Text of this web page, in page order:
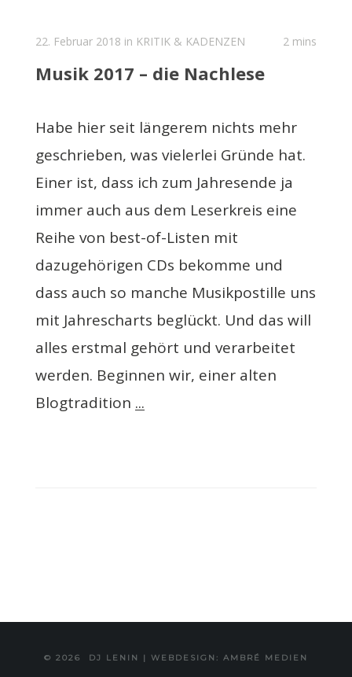
22. Februar 2018 in KRITIK & KADENZEN 2 mins
Musik 2017 – die Nachlese
Habe hier seit längerem nichts mehr
geschrieben, was vielerlei Gründe hat.
Einer ist, dass ich zum Jahresende ja
immer auch aus dem Leserkreis eine
Reihe von best-of-Listen mit
dazugehörigen CDs bekomme und
dass auch so manche Musikpostille uns
mit Jahrescharts beglückt. Und das will
alles erstmal gehört und verarbeitet
werden. Beginnen wir, einer alten
Blogtradition ...
© 2026 DJ LENIN | WEBDESIGN: AMBRÉ MEDIEN